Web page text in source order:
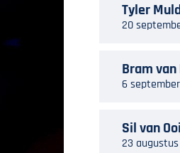
Tyler
20
Bram van
6
Sil van
23